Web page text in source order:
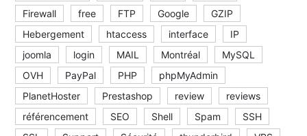
Firewall
free FTP Google
GZIP
Hebergement
htaccess interface
IP
joomla
login MAIL Montréal
MySQL
OVH
PayPal PHP
phpMyAdmin
PlanetHoster
Prestashop review
reviews
référencement
SEO Shell Spam
SSH